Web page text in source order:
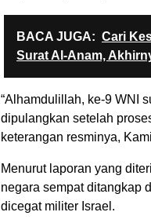
BACA JUGA: Cari
Surat Al-Anam,
“Alhamdulillah, ke-9 WNI
dipulangkan setelah
keterangan resminya,
Menurut laporan yang
negara sempat ditangkap
dicegat militer Israel.